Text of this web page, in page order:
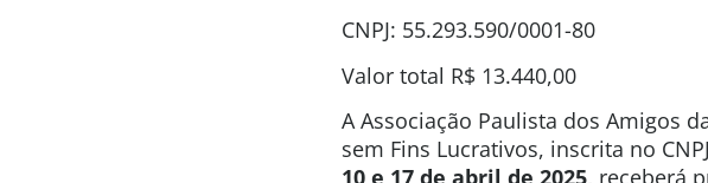
CNPJ: 55.293.590/0001-80
Valor total R$ 13.440,00
A Associação Paulista dos Amigos
sem Fins Lucrativos, inscrita no